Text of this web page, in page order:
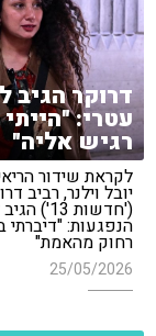
דרוקר הגיב
עטרי:
רגיש אליה"
לקראת שידור
יובל וילנר, רביב
('חדשות
הנפגעות: "דיברתי
רחוק מהאמת"
25/05/2026